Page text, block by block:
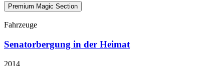
Premium Magic Section
Fahrzeuge
Senatorbergung in der Heimat
2014